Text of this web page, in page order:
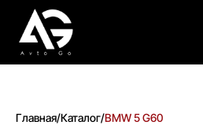
Главная/Каталог/BMW 5 G60